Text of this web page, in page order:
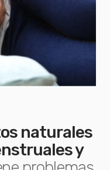
naturales
y